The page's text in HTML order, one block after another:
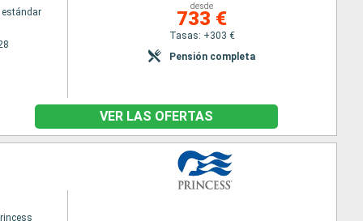
desde
733 €
Tasas: +303 €
Pensión completa
VER LAS OFERTAS